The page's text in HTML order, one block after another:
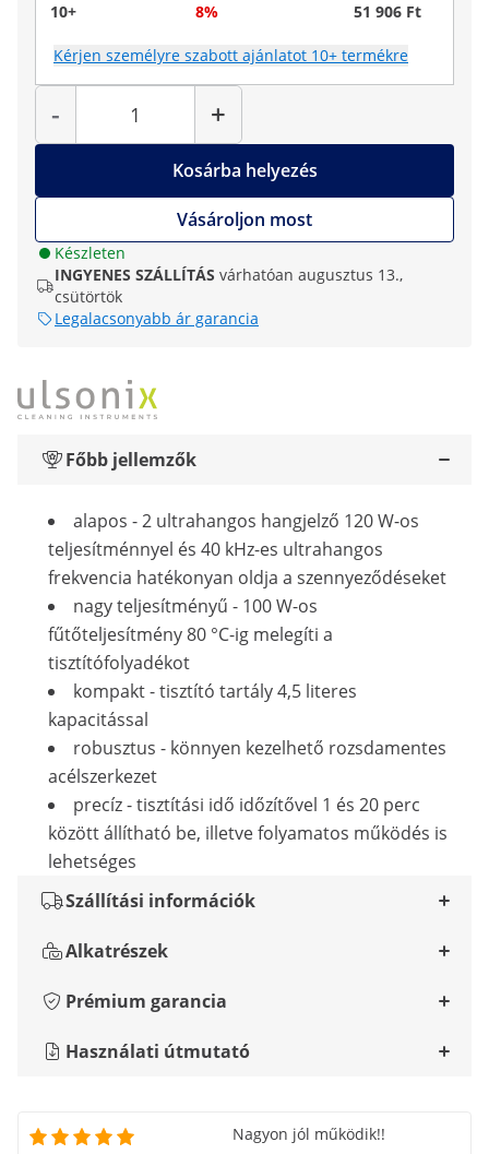
10+
8% 51 906 Ft
Kérjen személyre szabott ajánlatot 10+ termékre
-
Mennyiség
+
Kosárba helyezés
Vásároljon most
Készleten
INGYENES SZÁLLÍTÁS várhatóan augusztus 13.,
csütörtök
Legalacsonyabb ár garancia
Főbb jellemzők
alapos - 2 ultrahangos hangjelző 120 W-os
teljesítménnyel és 40 kHz-es ultrahangos
frekvencia hatékonyan oldja a szennyeződéseket
nagy teljesítményű - 100 W-os
fűtőteljesítmény 80 °C-ig melegíti a
tisztítófolyadékot
kompakt - tisztító tartály 4,5 literes
kapacitással
robusztus - könnyen kezelhető rozsdamentes
acélszerkezet
precíz - tisztítási idő időzítővel 1 és 20 perc
között állítható be, illetve folyamatos működés is
lehetséges
Szállítási információk
Alkatrészek
Prémium garancia
Használati útmutató
Nagyon jól működik!!